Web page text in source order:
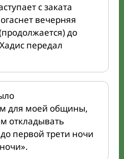
с заката
вечерняя
до
передал
для моей общины,
откладывать
первой трети ночи